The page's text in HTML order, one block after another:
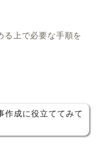
る上で必要な手順を
作成に役立ててみて